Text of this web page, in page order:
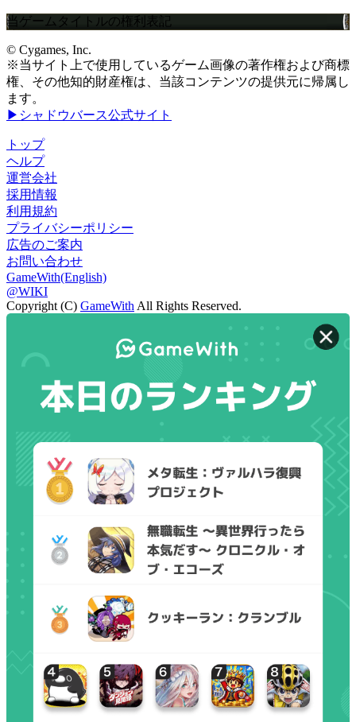
当ゲームタイトルの権利表記
© Cygames, Inc.
※当サイト上で使用しているゲーム画像の著作権および商標
権、その他知的財産権は、当該コンテンツの提供元に帰属し
ます。
▶シャドウバース公式サイト
トップ
ヘルプ
運営会社
採用情報
利用規約
プライバシーポリシー
広告のご案内
お問い合わせ
GameWith(English)
@WIKI
Copyright (C) GameWith All Rights Reserved.